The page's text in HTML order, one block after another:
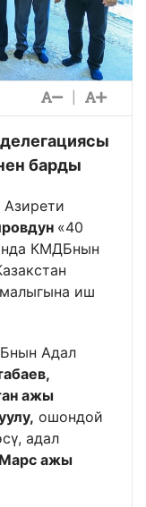
барды
«40
КМДБнын
иш
Адал
ажы
ошондой
адал
Марс ажы